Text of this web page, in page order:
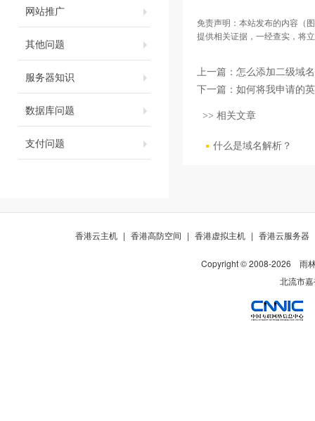
网站推广
其他问题
服务器知识
数据库问题
支付问题
免责声明：本站发布的内容（
提供相关证据，一经查实，将
上一篇： 怎么添加二级域
下一篇： 如何将我申请的
>> 相关文章
什么是域名解析？
香港云主机 | 香港高防空间 | 香港虚拟主机 | 香港云服务器
Copyright © 2008-2026
雨
北流市